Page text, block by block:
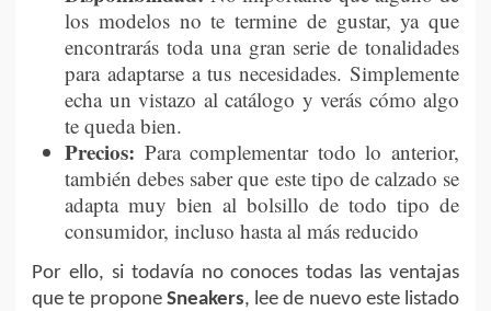
los modelos no te termine de gustar, ya que
encontrarás toda una gran serie de tonalidades
para adaptarse a tus necesidades. Simplemente
echa un vistazo al catálogo y verás cómo algo
te queda bien.
Precios: Para complementar todo lo anterior,
también debes saber que este tipo de calzado se
adapta muy bien al bolsillo de todo tipo de
consumidor, incluso hasta al más reducido
Por ello, si todavía no conoces todas las ventajas
que te propone Sneakers, lee de nuevo este listado